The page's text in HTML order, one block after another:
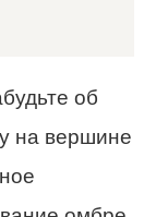
об
на вершине